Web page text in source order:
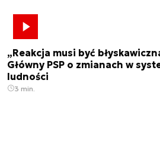
„Reakcja musi być
Główny PSP o zmianach w
ludności
3 min.